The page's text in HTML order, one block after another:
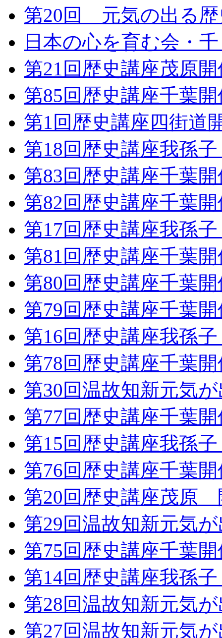
第20回 元気の出る
日本の心を育む会・
第21回歴史講座茂原
第85回歴史講座千葉
第1回歴史講座四街道
第18回歴史講座我孫
第83回歴史講座千葉
第82回歴史講座千葉
第17回歴史講座我孫
第81回歴史講座千葉
第80回歴史講座千葉
第79回歴史講座千葉
第16回歴史講座我孫
第78回歴史講座千葉
第30回温故知新元気
第77回歴史講座千葉
第15回歴史講座我孫
第76回歴史講座千葉
第20回歴史講座茂原
第29回温故知新元気
第75回歴史講座千葉
第14回歴史講座我孫
第28回温故知新元気
第27回温故知新元気